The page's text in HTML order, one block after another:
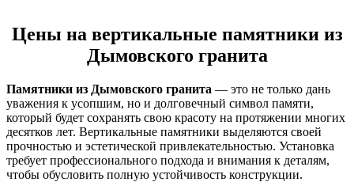
Цены на вертикальные памятники из
Дымовского гранита
Памятники из Дымовского гранита — это не только дань
уважения к усопшим, но и долговечный символ памяти,
который будет сохранять свою красоту на протяжении многих
десятков лет. Вертикальные памятники выделяются своей
прочностью и эстетической привлекательностью. Установка
требует профессионального подхода и внимания к деталям,
чтобы обусловить полную устойчивость конструкции.